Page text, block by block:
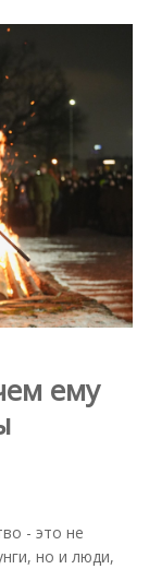
ему
- это не
но и люди,